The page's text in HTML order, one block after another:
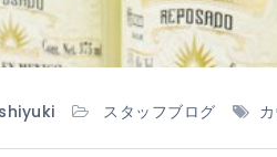
スタッフブログ